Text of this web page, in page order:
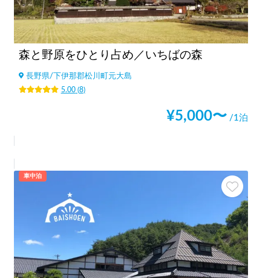
森と野原をひとり占め／いちばの森
長野県/ 下伊那郡松川町元大島
5.00(8)
¥5,000〜 /1泊
車中泊